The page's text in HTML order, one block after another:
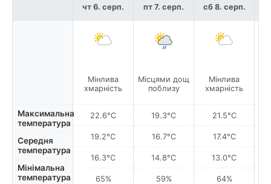
Максимальна
температура
Середня
температура
Мінімальна
температура
чт 6. серп.
Мінлива
хмарність
22.6°C
19.2°C
16.3°C
65%
пт 7. серп.
Місцями дощ
поблизу
19.3°C
16.7°C
14.8°C
59%
сб 8. серп.
Мінлива
хмарність
21.5°C
17.4°C
13.0°C
64%